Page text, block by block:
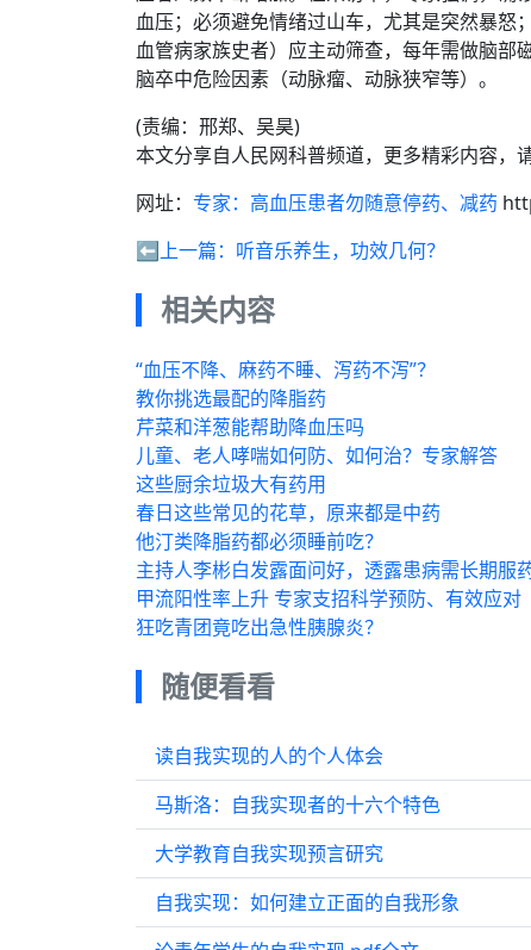
血压；必须避免情绪过山车，尤其是突然暴
血管病家族史者）应主动筛查，每年需做脑部
脑卒中危险因素（动脉瘤、动脉狭窄等）。
(责编：邢郑、吴昊)
本文分享自人民网科普频道，更多精彩内容，
网址： 专家：高血压患者勿随意停药、减药
⬅️上一篇： 听音乐养生，功效几何？
相关内容
“血压不降、麻药不睡、泻药不泻”？
教你挑选最配的降脂药
芹菜和洋葱能帮助降血压吗
儿童、老人哮喘如何防、如何治？专家解答
这些厨余垃圾大有药用
春日这些常见的花草，原来都是中药
他汀类降脂药都必须睡前吃？
主持人李彬白发露面问好，透露患病需长期服
甲流阳性率上升 专家支招科学预防、有效应对
狂吃青团竟吃出急性胰腺炎？
随便看看
读自我实现的人的个人体会
马斯洛：自我实现者的十六个特色
大学教育自我实现预言研究
自我实现：如何建立正面的自我形象